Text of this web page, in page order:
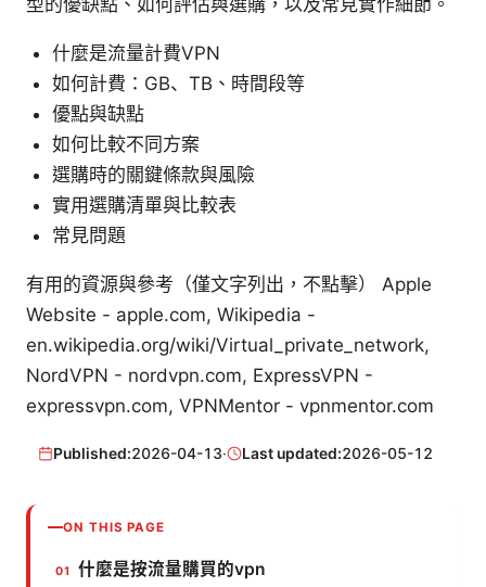
型的優缺點、如何評估與選購，以及常見實作細節。
什麼是流量計費VPN
如何計費：GB、TB、時間段等
優點與缺點
如何比較不同方案
選購時的關鍵條款與風險
實用選購清單與比較表
常見問題
有用的資源與參考（僅文字列出，不點擊） Apple
Website - apple.com, Wikipedia -
en.wikipedia.org/wiki/Virtual_private_network,
NordVPN - nordvpn.com, ExpressVPN -
expressvpn.com, VPNMentor - vpnmentor.com
Published:2026-04-13· Last updated:2026-05-12
ON THIS PAGE
什麼是按流量購買的vpn